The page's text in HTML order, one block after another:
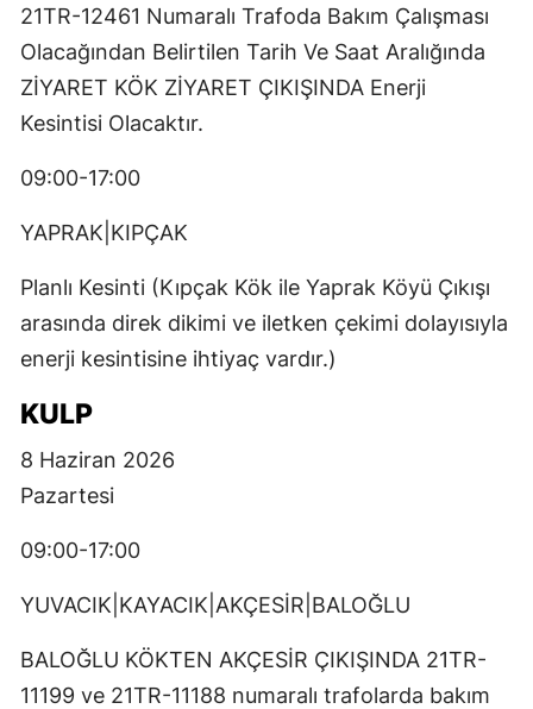
21TR-12461 Numaralı Trafoda Bakım Çalışması
Olacağından Belirtilen Tarih Ve Saat Aralığında
ZİYARET KÖK ZİYARET ÇIKIŞINDA Enerji
Kesintisi Olacaktır.
09:00-17:00
YAPRAK|KIPÇAK
Planlı Kesinti (Kıpçak Kök ile Yaprak Köyü Çıkışı
arasında direk dikimi ve iletken çekimi dolayısıyla
enerji kesintisine ihtiyaç vardır.)
KULP
8 Haziran 2026
Pazartesi
09:00-17:00
YUVACIK|KAYACIK|AKÇESİR|BALOĞLU
BALOĞLU KÖKTEN AKÇESİR ÇIKIŞINDA 21TR-
11199 ve 21TR-11188 numaralı trafolarda bakım